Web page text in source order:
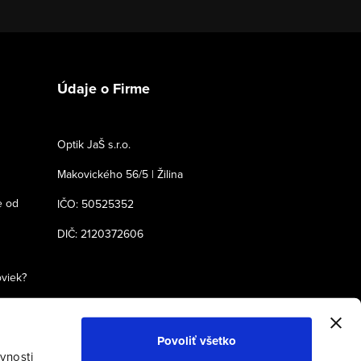
Povoliť všetko
od
Údaje o Firme
Optik JaŠ s.r.o.
Makovického 56/5 | Žilina
IČO: 50525352
DIČ: 2120372606